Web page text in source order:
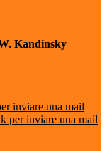
Kandinsky
inviare una mail
per inviare una mail